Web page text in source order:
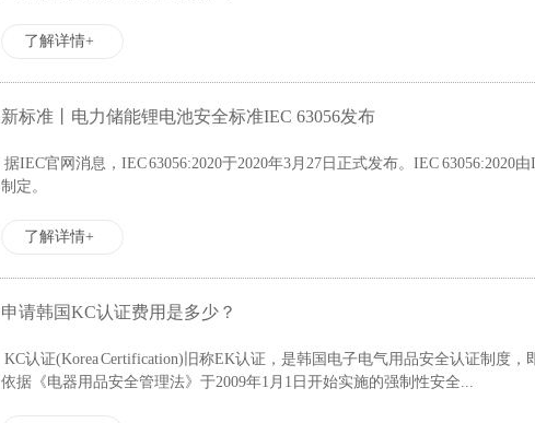
了解详情+
新标准丨电力储能锂电池安全标准IEC 63056发布
据IEC官网消息，IEC 63056:2020于2020年3月27日正式发布。IEC 63056:2020
制定。
了解详情+
申请韩国KC认证费用是多少？
KC认证(Korea Certification)​旧称EK认证，是韩国电子电气用品安全认证制度
依据《电器用品安全管理法》于2009年1月1日开始实施的强制性安全...